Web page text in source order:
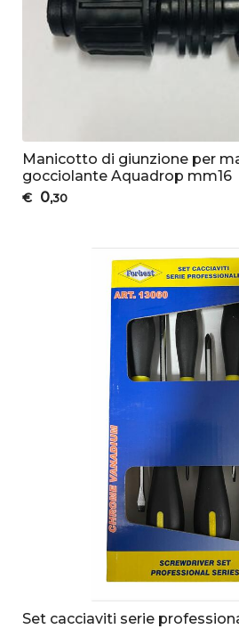
Manicotto di giunzione per
gocciolante Aquadrop mm16
€ 0,30
Set cacciaviti serie